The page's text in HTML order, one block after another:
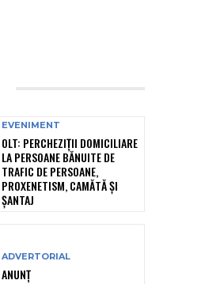
EVENIMENT
OLT: PERCHEZIŢII DOMICILIARE
LA PERSOANE BĂNUITE DE
TRAFIC DE PERSOANE,
PROXENETISM, CAMĂTĂ ŞI
ŞANTAJ
ADVERTORIAL
ANUNȚ